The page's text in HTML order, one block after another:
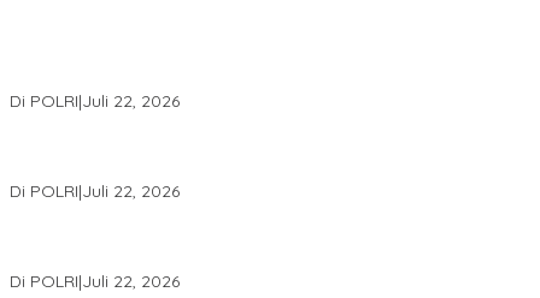
Di POLRI|Juli 22, 2026
Di POLRI|Juli 22, 2026
Di POLRI|Juli 22, 2026